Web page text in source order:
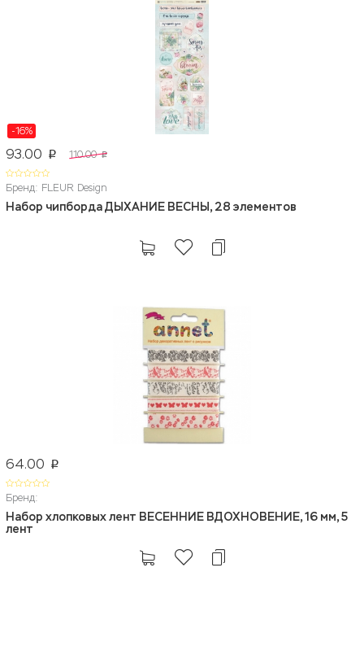
-16%
93.00 p 110.00 p
Бренд: FLEUR Design
Набор чипборда ДЫХАНИЕ ВЕСНЫ, 28 элементов
64.00 p
Бренд:
Набор хлопковых лент ВЕСЕННИЕ ВДОХНОВЕНИЕ, 16 мм, 5
лент